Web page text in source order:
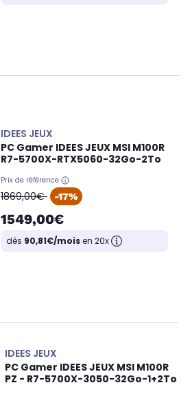
IDEES JEUX
PC Gamer IDEES JEUX MSI M100R
R7-5700X-RTX5060-32Go-2To
Prix de référence
oldPrice
1869,00€ -17%
1549,00€
dès 90,81€/moisen 20x
IDEES JEUX
PC Gamer IDEES JEUX MSI M100R
PZ - R7-5700X-3050-32Go-1+2To